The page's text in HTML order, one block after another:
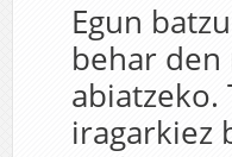
Egun
behar
iragarkiez